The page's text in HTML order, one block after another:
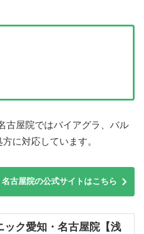
古屋院ではバイアグラ、バル
に対応しています。
古屋院の公式サイトはこちら
ック愛知・名古屋院【浅